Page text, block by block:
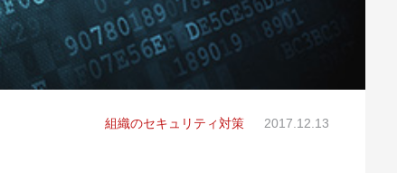
組織のセキュリティ対策 2017.12.13